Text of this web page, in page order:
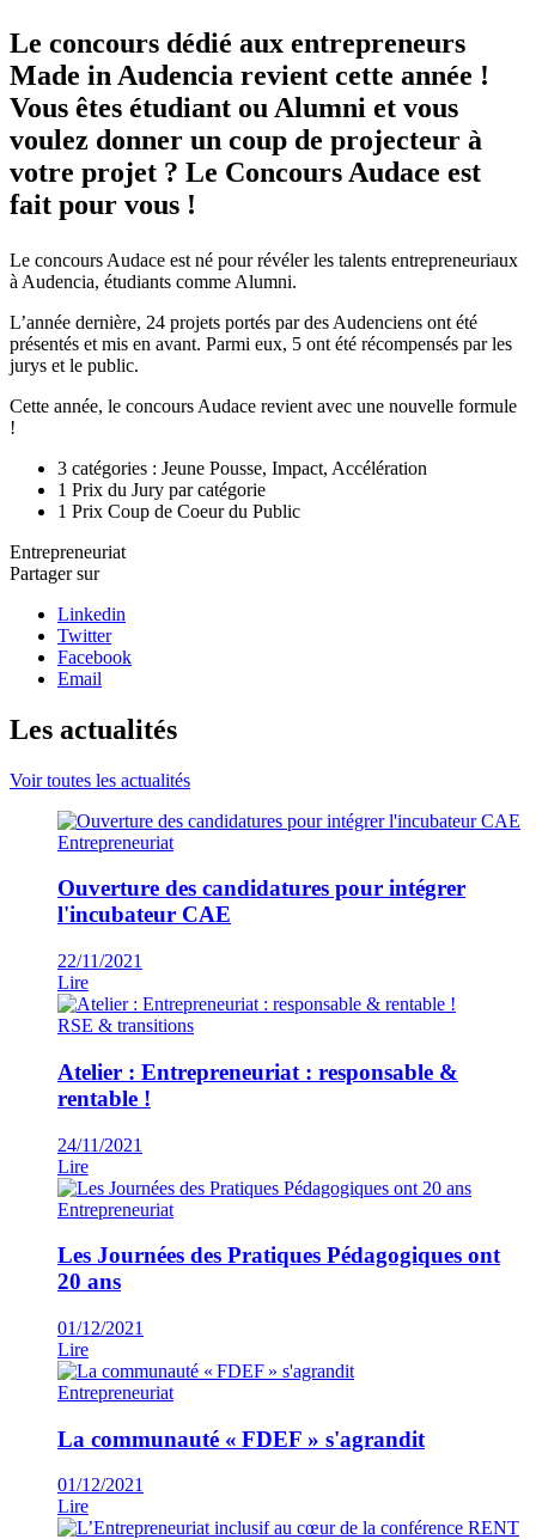
Le concours dédié aux entrepreneurs
Made in Audencia revient cette année !
Vous êtes étudiant ou Alumni et vous
voulez donner un coup de projecteur à
votre projet ? Le Concours Audace est
fait pour vous !
Le concours Audace est né pour révéler les talents entrepreneuriaux
à Audencia, étudiants comme Alumni.
L’année dernière, 24 projets portés par des Audenciens ont été
présentés et mis en avant. Parmi eux, 5 ont été récompensés par les
jurys et le public.
Cette année, le concours Audace revient avec une nouvelle formule
!
3 catégories : Jeune Pousse, Impact, Accélération
1 Prix du Jury par catégorie
1 Prix Coup de Coeur du Public
Entrepreneuriat
Partager sur
Linkedin
Twitter
Facebook
Email
Les actualités
Voir toutes les actualités
Entrepreneuriat
Ouverture des candidatures pour intégrer
l'incubateur CAE
22/11/2021
Lire
RSE & transitions
Atelier : Entrepreneuriat : responsable &
rentable !
24/11/2021
Lire
Entrepreneuriat
Les Journées des Pratiques Pédagogiques ont
20 ans
01/12/2021
Lire
Entrepreneuriat
La communauté « FDEF » s'agrandit
01/12/2021
Lire